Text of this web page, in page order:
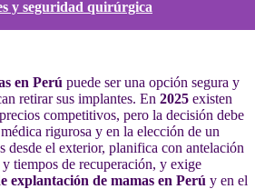
y seguridad quirúrgica
en Perú puede ser una opción segura y
retirar sus implantes. En 2025 existen
competitivos, pero la decisión debe
rigurosa y en la elección de un
desde el exterior, planifica con antelación
tiempos de recuperación, y exige
explantación de mamas en Perú y en el